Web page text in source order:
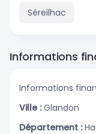
Séreilhac
Informations
Informations
Ville : Glandon
Département :